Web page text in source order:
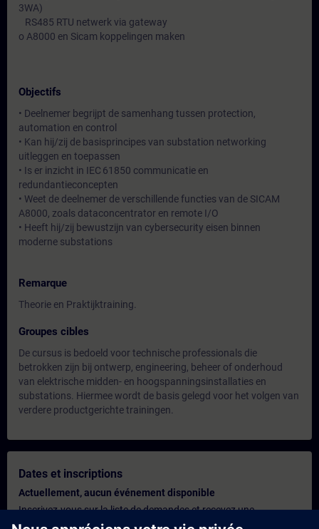
3WA)
RS485 RTU netwerk via gateway
o A8000 en Sicam koppelingen maken
Objectifs
• Deelnemer begrijpt de samenhang tussen protection,
automation en control
• Kan hij/zij de basisprincipes van substation networking
uitleggen en toepassen
• Is er inzicht in IEC 61850 communicatie en
redundantieconcepten
• Weet de deelnemer de verschillende functies van de SICAM
A8000, zoals dataconcentrator en remote I/O
• Heeft hij/zij bewustzijn van cybersecurity eisen binnen
moderne substations
Remarque
Theorie en Praktijktraining.
Groupes cibles
De cursus is bedoeld voor technische professionals die
betrokken zijn bij ontwerp, engineering, beheer of onderhoud
van elektrische midden- en hoogspanningsinstallaties en
substations. Hiermee wordt de basis gelegd voor het volgen van
verdere productgerichte trainingen.
Dates et inscriptions
Actuellement, aucun événement disponible
Inscrivez-vous sur la liste de demandes et recevez une
notification dès que de nouvelles dates sont disponibles.